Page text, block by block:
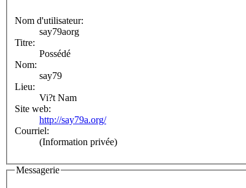
Nom d'utilisateur:
say79aorg
Titre:
Possédé
Nom:
say79
Lieu:
Vi?t Nam
Site web:
http://say79a.org/
Courriel:
(Information privée)
Messagerie